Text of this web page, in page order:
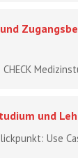
und
Use